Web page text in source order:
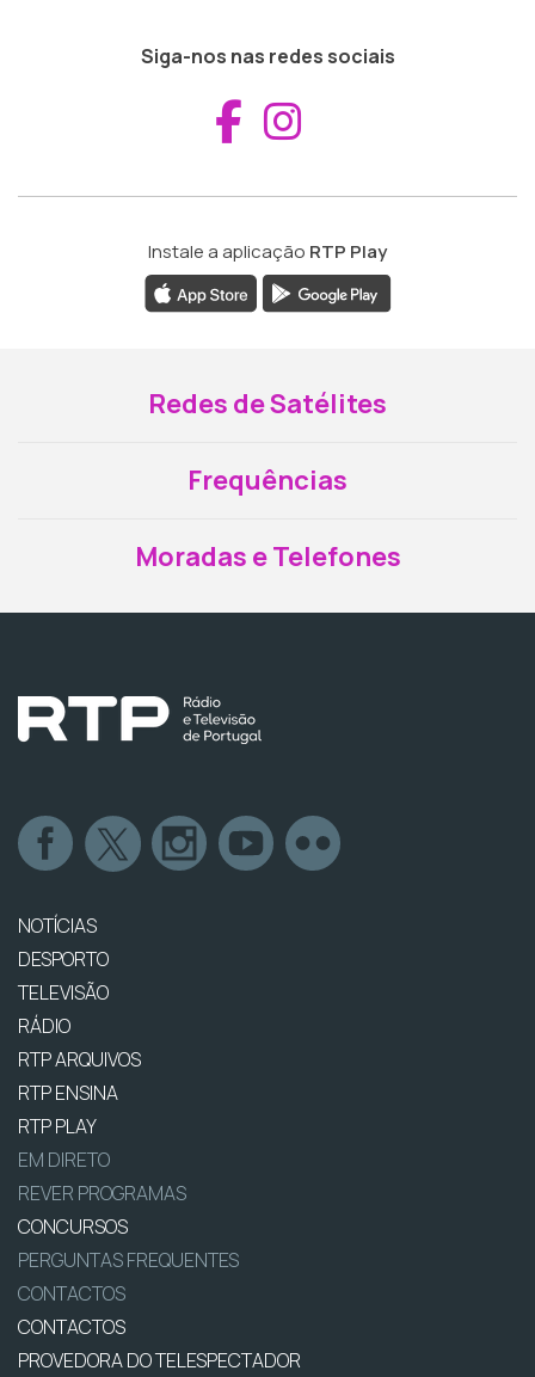
Siga-nos nas redes sociais
Aceder ao
Instale a aplicação RTP Play
Redes de Satélites
Frequências
Moradas e Telefones
NOTÍCIAS
DESPORTO
TELEVISÃO
RÁDIO
RTP ARQUIVOS
RTP ENSINA
RTP PLAY
EM DIRETO
REVER PROGRAMAS
CONCURSOS
PERGUNTAS FREQUENTES
CONTACTOS
CONTACTOS
PROVEDORA DO TELESPECTADOR